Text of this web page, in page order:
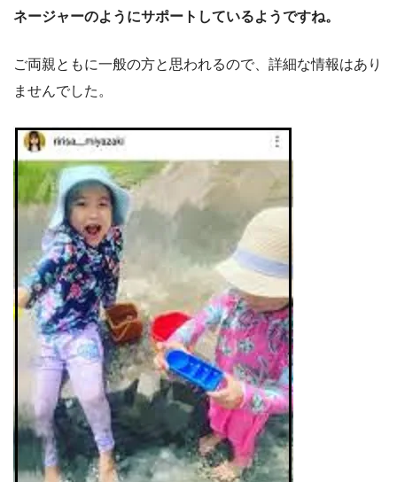
ネージャーのようにサポートしているようですね。
ご両親ともに一般の方と思われるので、詳細な情報はあり
ませんでした。